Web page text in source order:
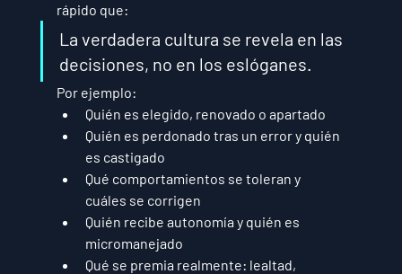
rápido que:
La verdadera cultura se revela en las
decisiones, no en los eslóganes.
Por ejemplo:
Quién es elegido, renovado o apartado
Quién es perdonado tras un error y quién
es castigado
Qué comportamientos se toleran y
cuáles se corrigen
Quién recibe autonomía y quién es
micromanejado
Qué se premia realmente: lealtad,